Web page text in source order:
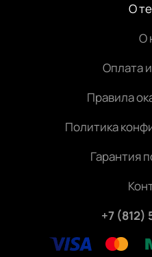
О
О
Оплата
Правила
Политика
Гарантия
+7 (812)